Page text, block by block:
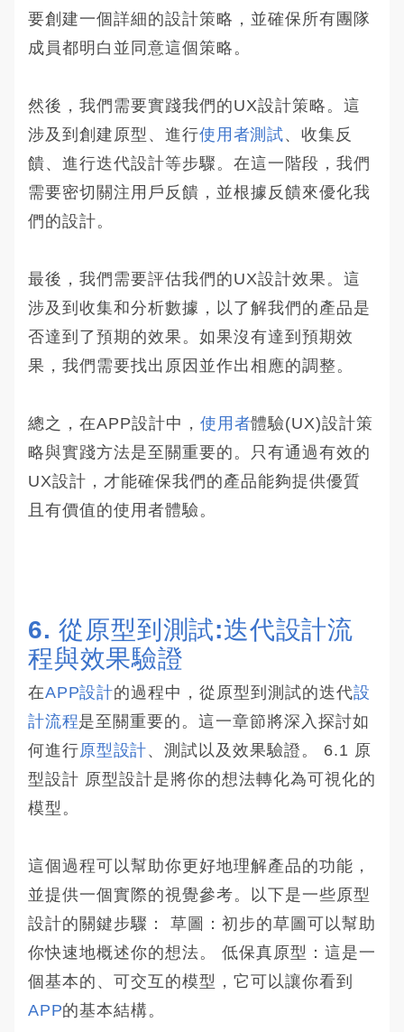
要創建一個詳細的設計策略，並確保所有團隊
成員都明白並同意這個策略。
然後，我們需要實踐我們的UX設計策略。這
涉及到創建原型、進行使用者測試、收集反
饋、進行迭代設計等步驟。在這一階段，我們
需要密切關注用戶反饋，並根據反饋來優化我
們的設計。
最後，我們需要評估我們的UX設計效果。這
涉及到收集和分析數據，以了解我們的產品是
否達到了預期的效果。如果沒有達到預期效
果，我們需要找出原因並作出相應的調整。
總之，在APP設計中， 使用者體驗(UX)設計策
略與實踐方法是至關重要的。只有通過有效的
UX設計，才能確保我們的產品能夠提供優質
且有價值的使用者體驗。
6. 從原型到測試:迭代設計流
程與效果驗證
在APP設計的過程中，從原型到測試的迭代設
計流程是至關重要的。這一章節將深入探討如
何進行原型設計、測試以及效果驗證。 6.1 原
型設計 原型設計是將你的想法轉化為可視化的
模型。
這個過程可以幫助你更好地理解產品的功能，
並提供一個實際的視覺參考。以下是一些原型
設計的關鍵步驟： 草圖：初步的草圖可以幫助
你快速地概述你的想法。 低保真原型：這是一
個基本的、可交互的模型，它可以讓你看到
APP的基本結構。